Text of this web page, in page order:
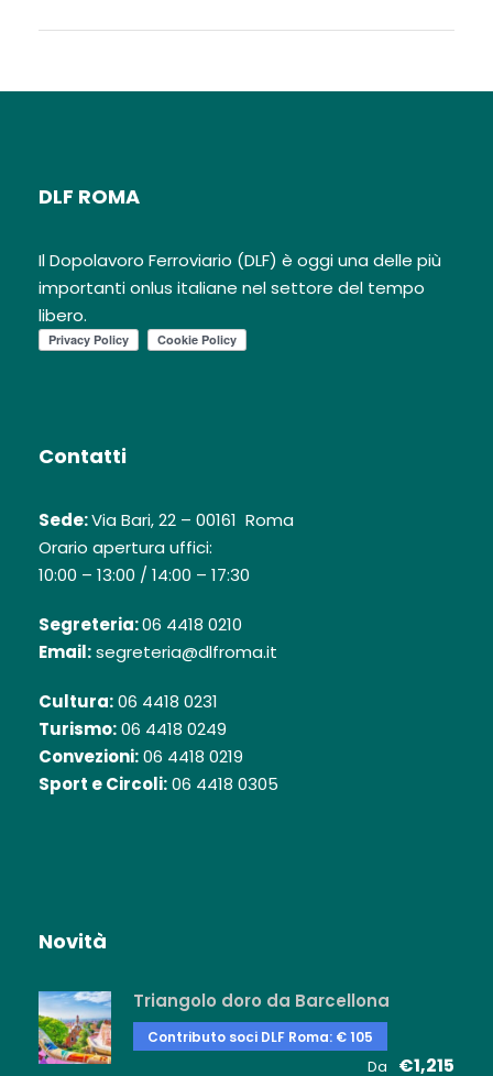
DLF ROMA
Il Dopolavoro Ferroviario (DLF) è oggi una delle più
importanti onlus italiane nel settore del tempo
libero.
Contatti
Sede:Via Bari, 22 – 00161 Roma
Orario apertura uffici:
10:00 – 13:00 / 14:00 – 17:30
Segreteria:06 4418 0210
Email:segreteria@dlfroma.it
Cultura:06 4418 0231
Turismo:06 4418 0249
Convezioni:06 4418 0219
Sport e Circoli:06 4418 0305
Novità
Triangolo doro da Barcellona
Contributo soci DLF Roma: € 105
Da €1,215